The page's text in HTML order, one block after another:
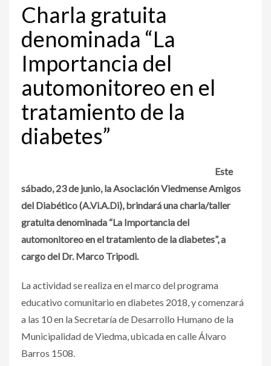
Charla gratuita
denominada “La
Importancia del
automonitoreo en el
tratamiento de la
diabetes”
Este
sábado, 23 de junio, la Asociación Viedmense Amigos
del Diabético (A.Vi.A.Di), brindará una charla/taller
gratuita denominada “La Importancia del
automonitoreo en el tratamiento de la diabetes”, a
cargo del Dr. Marco Tripodi.
La actividad se realiza en el marco del programa
educativo comunitario en diabetes 2018, y comenzará
a las 10 en la Secretaría de Desarrollo Humano de la
Municipalidad de Viedma, ubicada en calle Álvaro
Barros 1508.